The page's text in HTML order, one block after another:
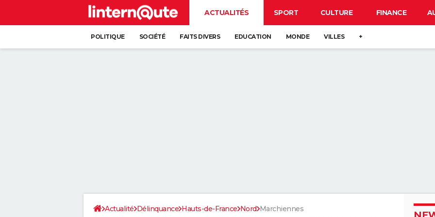
ACTUALITÉS SPORT CULTURE FINANCE
POLITIQUE SOCIÉTÉ FAITS DIVERS EDUCATION MONDE VILLES +
Actualité Délinquance Hauts-de-France Nord Marchiennes